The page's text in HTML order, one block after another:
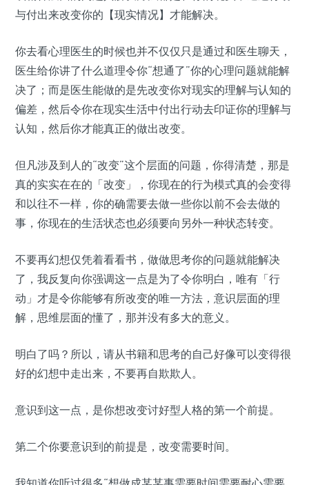
与付出来改变你的【现实情况】才能解决。
你去看心理医生的时候也并不仅仅只是通过和医生聊天，
医生给你讲了什么道理令你“想通了”你的心理问题就能解
决了；而是医生能做的是先改变你对现实的理解与认知的
偏差，然后令你在现实生活中付出行动去印证你的理解与
认知，然后你才能真正的做出改变。
但凡涉及到人的“改变”这个层面的问题，你得清楚，那是
真的实实在在的「改变」，你现在的行为模式真的会变得
和以往不一样，你的确需要去做一些你以前不会去做的
事，你现在的生活状态也必须要向另外一种状态转变。
不要再幻想仅凭着看看书，做做思考你的问题就能解决
了，我反复向你强调这一点是为了令你明白，唯有「行
动」才是令你能够有所改变的唯一方法，意识层面的理
解，思维层面的懂了，那并没有多大的意义。
明白了吗？所以，请从书籍和思考的自己好像可以变得很
好的幻想中走出来，不要再自欺欺人。
意识到这一点，是你想改变讨好型人格的第一个前提。
第二个你要意识到的前提是，改变需要时间。